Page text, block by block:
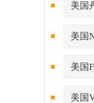
美国
美国
美国
美国